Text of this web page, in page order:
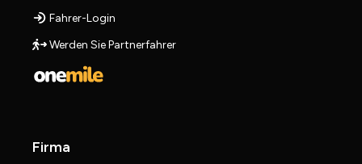
Fahrer-Login
Werden Sie Partnerfahrer
Firma